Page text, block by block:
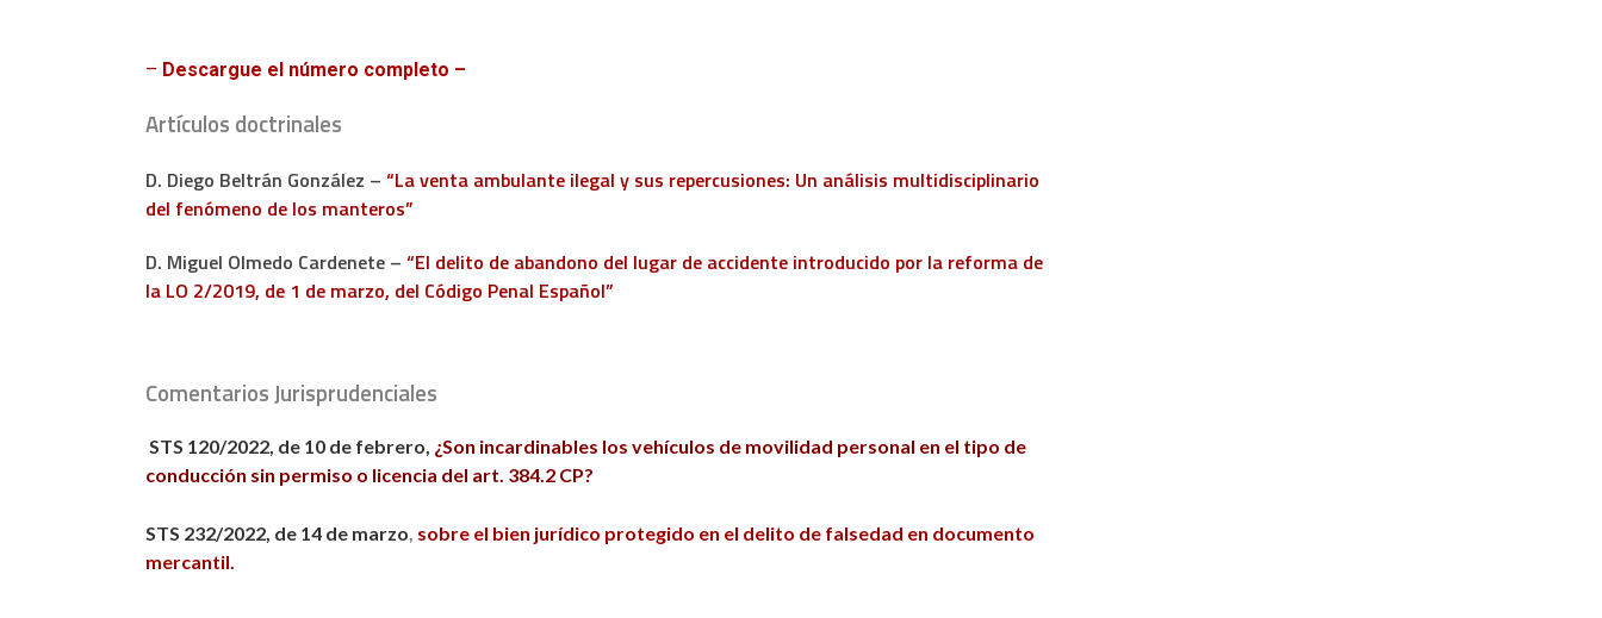
– Descargue el número completo –
Artículos doctrinales
D. Diego Beltrán González – “La venta ambulante ilegal y sus repercusiones: Un análisis multidisciplinario
del fenómeno de los manteros”
D. Miguel Olmedo Cardenete – “El delito de abandono del lugar de accidente introducido por la reforma de
la LO 2/2019, de 1 de marzo, del Código Penal Español”
Comentarios Jurisprudenciales
STS 120/2022, de 10 de febrero, ¿Son incardinables los vehículos de movilidad personal en el tipo de
conducción sin permiso o licencia del art. 384.2 CP?
STS 232/2022, de 14 de marzo sobre el bien jurídico protegido en el delito de falsedad en documento
mercantil.